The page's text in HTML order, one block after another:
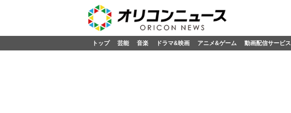
トップ 芸能 音楽 ドラマ&映画 アニメ&ゲーム 動画配信サービス